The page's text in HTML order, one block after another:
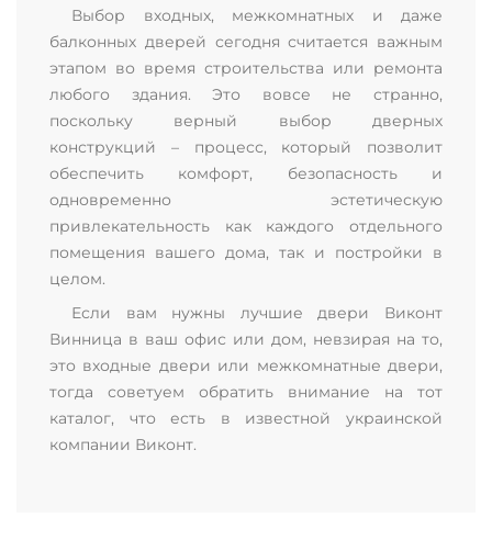
Выбор входных, межкомнатных и даже
балконных дверей сегодня считается важным
этапом во время строительства или ремонта
любого здания. Это вовсе не странно,
поскольку верный выбор дверных
конструкций – процесс, который позволит
обеспечить комфорт, безопасность и
одновременно эстетическую
привлекательность как каждого отдельного
помещения вашего дома, так и постройки в
целом.
Если вам нужны лучшие двери Виконт
Винница в ваш офис или дом, невзирая на то,
это входные двери или межкомнатные двери,
тогда советуем обратить внимание на тот
каталог, что есть в известной украинской
компании Виконт.